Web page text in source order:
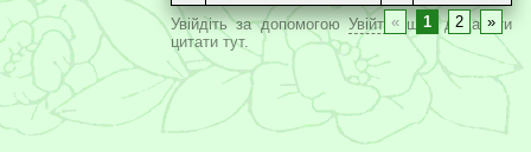
« 1 2 »
Увійдіть за допомогоюУвійти, щоб додавати
цитати тут.